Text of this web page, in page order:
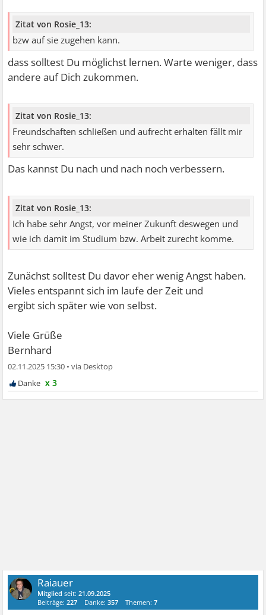
Zitat von Rosie_13:
bzw auf sie zugehen kann.
dass solltest Du möglichst lernen. Warte weniger, dass
andere auf Dich zukommen.
Zitat von Rosie_13:
Freundschaften schließen und aufrecht erhalten fällt mir
sehr schwer.
Das kannst Du nach und nach noch verbessern.
Zitat von Rosie_13:
Ich habe sehr Angst, vor meiner Zukunft deswegen und
wie ich damit im Studium bzw. Arbeit zurecht komme.
Zunächst solltest Du davor eher wenig Angst haben.
Vieles entspannt sich im laufe der Zeit und
ergibt sich später wie von selbst.
Viele Grüße
Bernhard
02.11.2025 15:30 •
x 3
Raiauer
Mitglied seit:21.09.2025
Beiträge:227 Danke:357 Themen:7